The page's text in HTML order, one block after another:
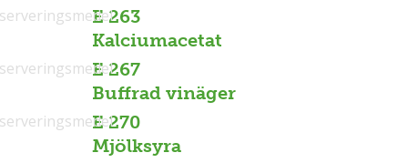
E 263
Kalciumacetat
E 267
Buffrad vinäger
E 270
Mjölksyra